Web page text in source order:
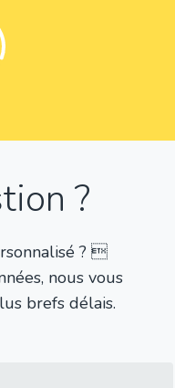
?
? 
nous vous
brefs délais.